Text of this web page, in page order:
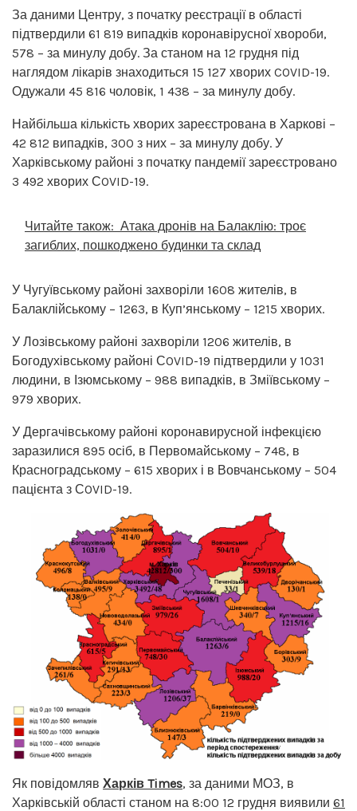
За даними Центру, з початку реєстрації в області
підтвердили 61 819 випадків коронавірусної хвороби,
578 – за минулу добу. За станом на 12 грудня під
наглядом лікарів знаходиться 15 127 хворих COVID-19.
Одужали 45 816 чоловік, 1 438 – за минулу добу.
Найбільша кількість хворих зареєстрована в Харкові –
42 812 випадків, 300 з них – за минулу добу. У
Харківському районі з початку пандемії зареєстровано
3 492 хворих СOVID-19.
Читайте також: Атака дронів на Балаклію: троє
загиблих, пошкоджено будинки та склад
У Чугуївському районі захворіли 1608 жителів, в
Балаклійському – 1263, в Куп’янському – 1215 хворих.
У Лозівському районі захворіли 1206 жителів, в
Богодухівському районі СOVID-19 підтвердили у 1031
людини, в Ізюмському – 988 випадків, в Зміївському –
979 хворих.
У Дергачівському районі коронавирусной інфекцією
заразилися 895 осіб, в Первомайському – 748, в
Красноградському – 615 хворих і в Вовчанському – 504
пацієнта з СOVID-19.
Як повідомляв Харків Times, за даними МОЗ, в
Харківській області станом на 8:00 12 грудня виявили 61